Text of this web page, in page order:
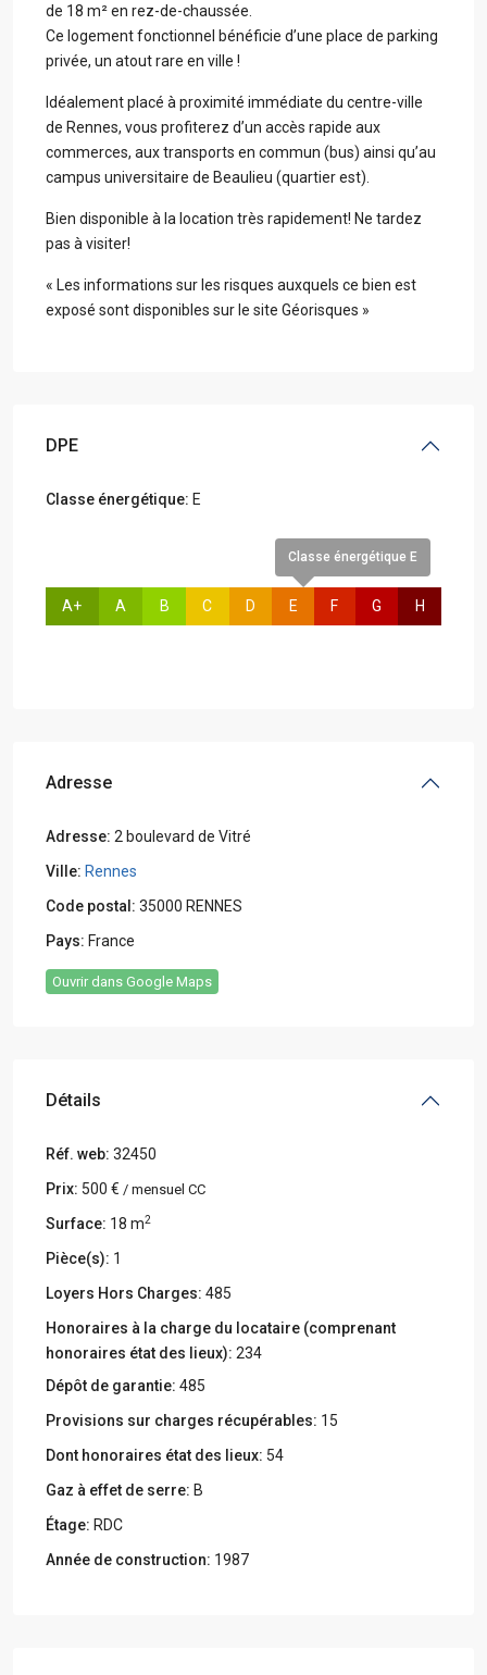
de 18 m² en rez-de-chaussée.
Ce logement fonctionnel bénéficie d’une place de parking
privée, un atout rare en ville !
Idéalement placé à proximité immédiate du centre-ville
de Rennes, vous profiterez d’un accès rapide aux
commerces, aux transports en commun (bus) ainsi qu’au
campus universitaire de Beaulieu (quartier est).
Bien disponible à la location très rapidement! Ne tardez
pas à visiter!
« Les informations sur les risques auxquels ce bien est
exposé sont disponibles sur le site Géorisques »
DPE
Classe énergétique: E
A+ A B C D
Classe énergétique E
E F G H
Adresse
Adresse: 2 boulevard de Vitré
Ville: Rennes
Code postal: 35000 RENNES
Pays: France
Ouvrir dans Google Maps
Détails
Réf. web: 32450
Prix: 500 € / mensuel CC
Surface: 18 m2
Pièce(s): 1
Loyers Hors Charges: 485
Honoraires à la charge du locataire (comprenant
honoraires état des lieux): 234
Dépôt de garantie: 485
Provisions sur charges récupérables: 15
Dont honoraires état des lieux: 54
Gaz à effet de serre: B
Étage: RDC
Année de construction: 1987